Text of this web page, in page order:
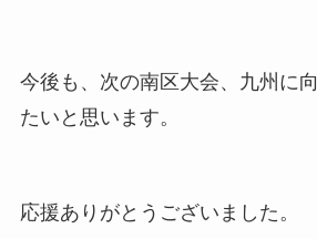
今後も、次の南区大会、九州に
たいと思います。
応援ありがとうございました。